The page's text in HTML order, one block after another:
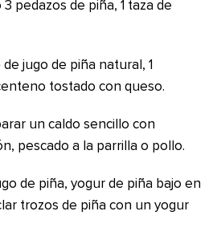
pedazos de piña, 1 taza de
de jugo de piña natural, 1
tostado con queso.
un caldo sencillo con
pescado a la parrilla o pollo.
de piña, yogur de piña bajo en
trozos de piña con un yogur